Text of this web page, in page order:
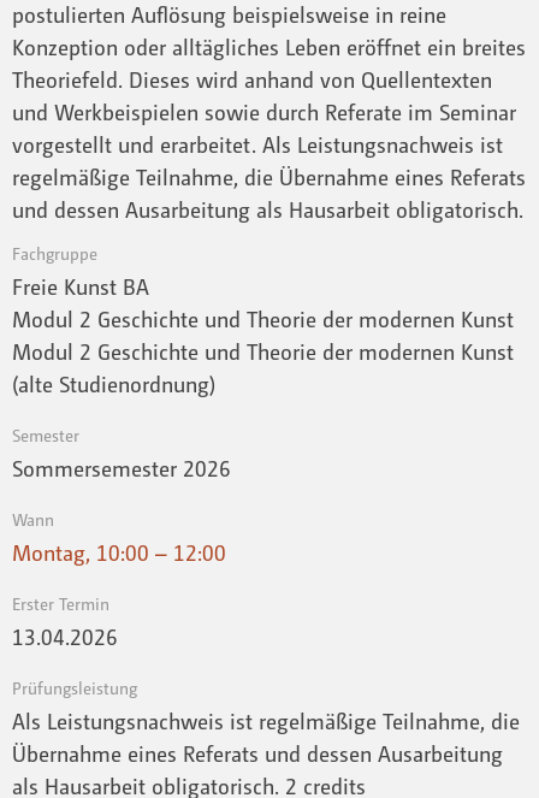
postulierten Auflösung beispielsweise in reine
Konzeption oder alltägliches Leben eröffnet ein breites
Theoriefeld. Dieses wird anhand von Quellentexten
und Werkbeispielen sowie durch Referate im Seminar
vorgestellt und erarbeitet. Als Leistungsnachweis ist
regelmäßige Teilnahme, die Übernahme eines Referats
und dessen Ausarbeitung als Hausarbeit obligatorisch.
Fachgruppe
Freie Kunst BA
Modul 2 Geschichte und Theorie der modernen Kunst
Modul 2 Geschichte und Theorie der modernen Kunst
(alte Studienordnung)
Semester
Sommersemester 2026
Wann
Montag, 10:00 – 12:00
Erster Termin
13.04.2026
Prüfungsleistung
Als Leistungsnachweis ist regelmäßige Teilnahme, die
Übernahme eines Referats und dessen Ausarbeitung
als Hausarbeit obligatorisch. 2 credits